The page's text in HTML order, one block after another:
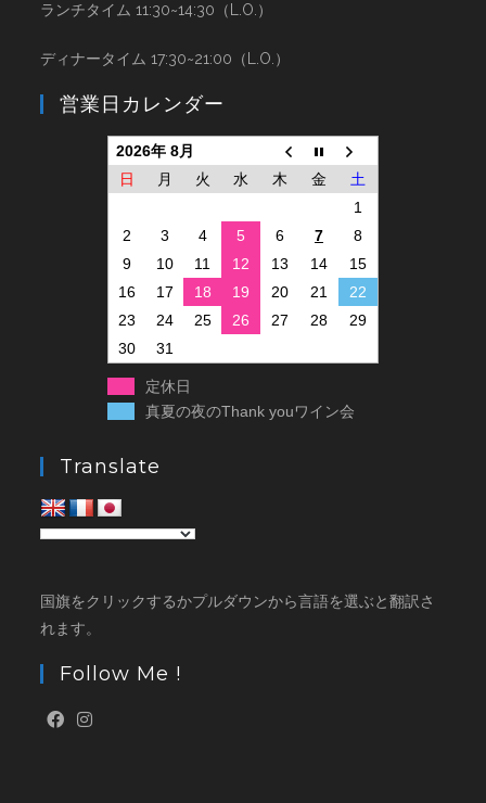
ランチタイム 11:30~14:30（L.O.）
ディナータイム 17:30~21:00（L.O.）
営業日カレンダー
2026年 8月
日
月 火 水 木 金
土
1
2
3 4 5 6 7
8
9
10 11 12 13 14
15
16
17 18 19 20 21
22
23
24 25 26 27 28
29
30
31
定休日
真夏の夜のThank youワイン会
Translate
国旗をクリックするかプルダウンから言語を選ぶと翻訳さ
れます。
Follow Me !